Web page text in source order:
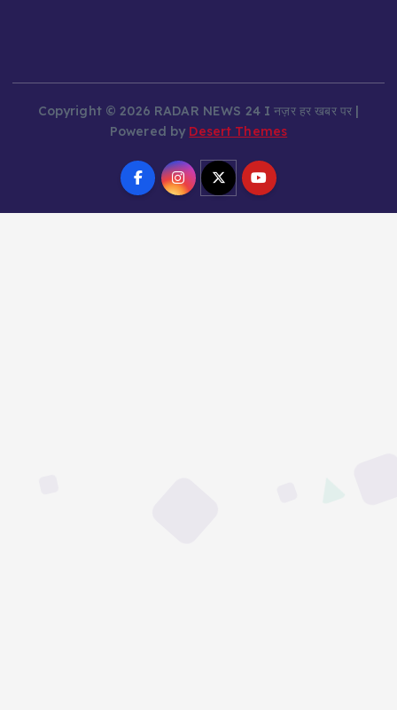
Copyright © 2026 RADAR NEWS 24 I नज़र हर खबर पर |
Powered by Desert Themes